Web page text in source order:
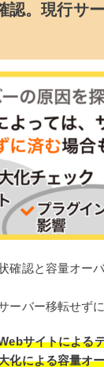
認。現行サ
確認と容量オー
ーバー移転せず
サイトによる
化による容量オ